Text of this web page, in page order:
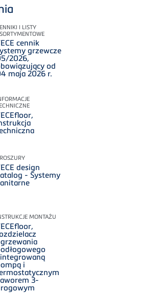
I LISTY
cennik
grzewcze
2026,
od
maja 2026 r.
design
- Systemy
MONTAŻU
i
3-